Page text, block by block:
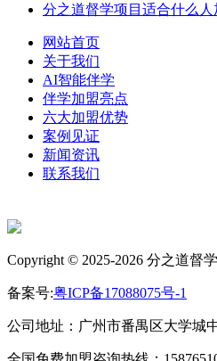
分之道督学项目适合什么
网站首页
关于我们
AI智能伴学
伴学加盟亮点
六大加盟优势
案例见证
新闻资讯
联系我们
Copyright © 2025-2026 分之道督
备案号:粤ICP备17088075号-1
公司地址：广州市番禺区大学城